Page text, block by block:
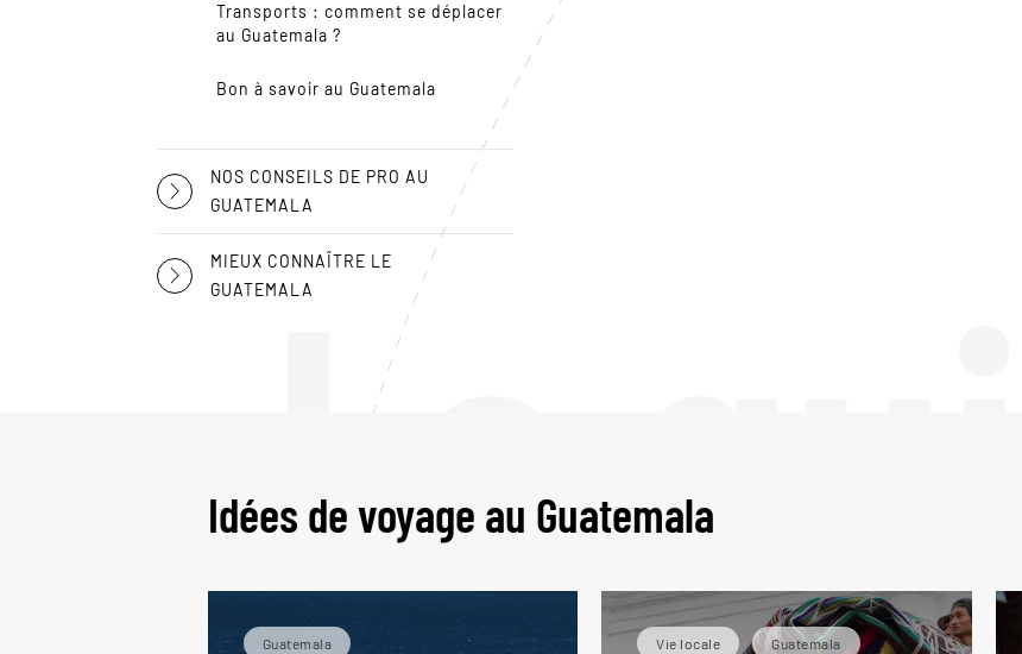
Le
Transports : comment se déplacer
au Guatemala ?
Bon à savoir au Guatemala
NOS CONSEILS DE PRO AU
GUATEMALA
MIEUX CONNAÎTRE LE
GUATEMALA
Idées de voyage au Guatemala
Guatemala Vie locale Guatemala